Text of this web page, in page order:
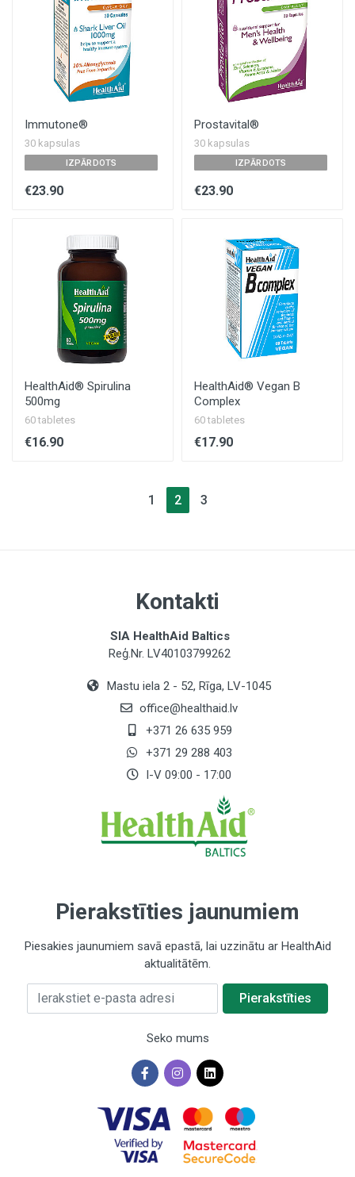
Immutone®
30 kapsulas
IZPĀRDOTS
€23.90
Prostavital®
30 kapsulas
IZPĀRDOTS
€23.90
HealthAid® Spirulina
500mg
60 tabletes
€16.90
HealthAid® Vegan B
Complex
60 tabletes
€17.90
1 2 3
Kontakti
SIA HealthAid Baltics
Reģ.Nr. LV40103799262
Mastu iela 2 - 52, Rīga, LV-1045
office@healthaid.lv
+371 26 635 959
+371 29 288 403
I-V 09:00 - 17:00
Pierakstīties jaunumiem
Piesakies jaunumiem savā epastā, lai uzzinātu ar HealthAid
aktualitātēm.
Ierakstiet e-pasta adresi Pierakstīties
Seko mums